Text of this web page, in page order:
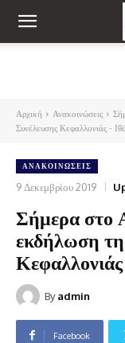
Αρχική Ανακοινώσεις
Συνέλευσης Κεφαλλονιάς -
ΑΝΑΚΟΙΝΏΣΕΙΣ
9 Δεκεμβρίου 2019
Σήμερα στο
εκδήλωση
By admin
Facebook